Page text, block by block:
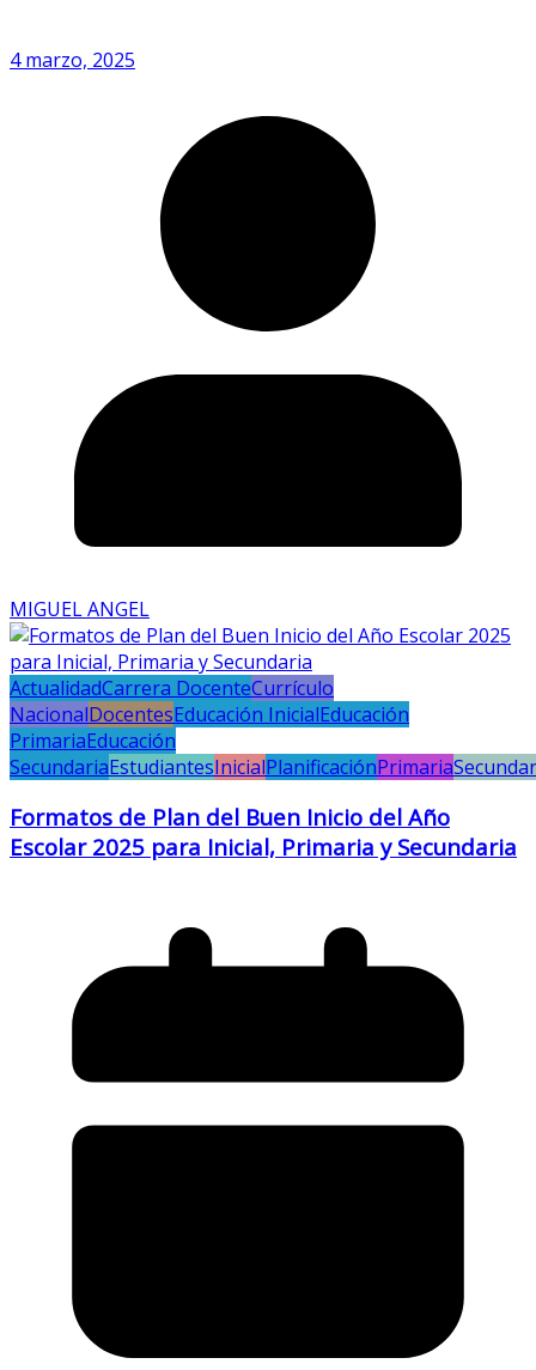
4 marzo, 2025
MIGUEL ANGEL
ActualidadCarrera DocenteCurrículo
NacionalDocentesEducación InicialEducación
PrimariaEducación
SecundariaEstudiantesInicialPlanificaciónPrimaria
Formatos de Plan del Buen Inicio del Año
Escolar 2025 para Inicial, Primaria y Secundaria